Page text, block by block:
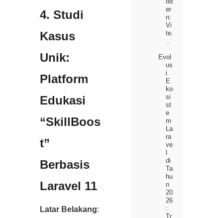
4. Studi
Kasus
Unik:
Platform
Edukasi
“SkillBoos
t”
Berbasis
Laravel 11
Latar Belakang:
er
n:
Vi
te.
..
Evol
us
i
E
ko
si
st
e
m
La
ra
ve
di
Ta
hu
n
20
26
:
Tr